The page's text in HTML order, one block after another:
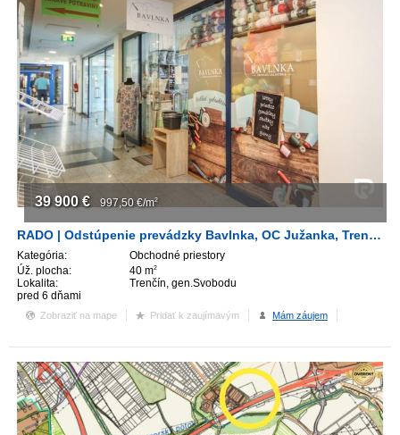
RADO | Odstúpenie prevádzky Bavlnka, OC Južanka, Trenčín
Kategória:
Obchodné priestory
Úž. plocha:
40 m2
Lokalita:
Trenčín, gen.Svobodu
pred 6 dňami
39 900 € 997,50 €/m2
Zobraziť na mape Pridať k zaujímavým Mám záujem